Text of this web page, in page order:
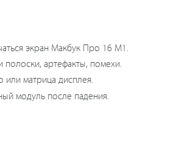
экран Макбук Про 16 М1.
полоски, артефакты, помехи.
или матрица дисплея.
модуль после падения.